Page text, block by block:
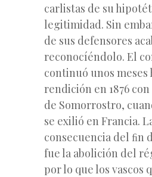
carlistas de su
legitimidad. Sin
de sus defensores
reconocíéndolo. El
continuó unos meses
rendición en 1876
de Somorrostro,
se exilió en Francia.
consecuencia del ﬁn
fue la abolición del
por lo que los vascos